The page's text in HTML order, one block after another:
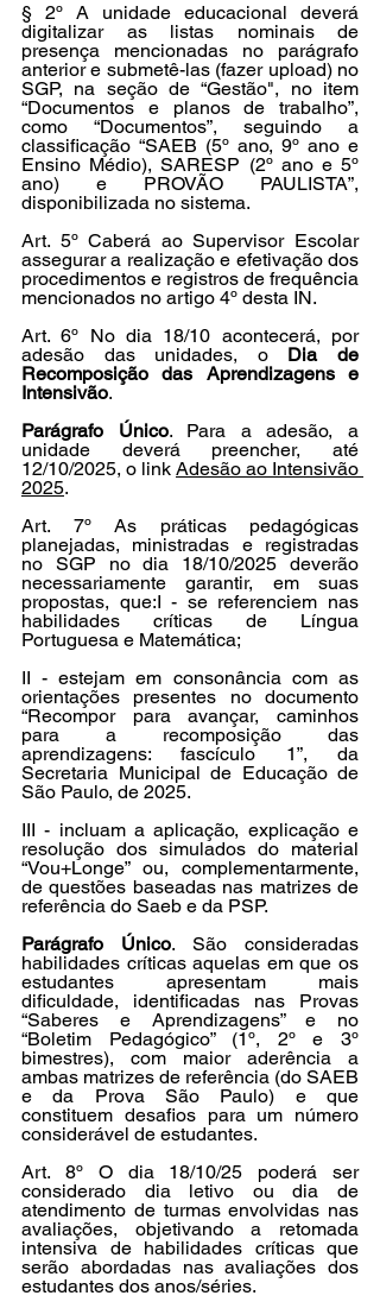
§ 2º A unidade educacional deverá
digitalizar as listas nominais de
presença mencionadas no parágrafo
anterior e submetê-las (fazer upload) no
SGP, na seção de “Gestão", no item
“Documentos e planos de trabalho”,
como “Documentos”, seguindo a
classificação “SAEB (5º ano, 9º ano e
Ensino Médio), SARESP (2º ano e 5º
ano) e PROVÃO PAULISTA”,
disponibilizada no sistema.
Art. 5º Caberá ao Supervisor Escolar
assegurar a realização e efetivação dos
procedimentos e registros de frequência
mencionados no artigo 4º desta IN.
Art. 6º No dia 18/10 acontecerá, por
adesão das unidades, o Dia de
Recomposição das Aprendizagens e
Intensivão.
Parágrafo Único. Para a adesão, a
unidade deverá preencher, até
12/10/2025, o link Adesão ao Intensivão
2025.
Art. 7º As práticas pedagógicas
planejadas, ministradas e registradas
no SGP no dia 18/10/2025 deverão
necessariamente garantir, em suas
propostas, que:I - se referenciem nas
habilidades críticas de Língua
Portuguesa e Matemática;
II - estejam em consonância com as
orientações presentes no documento
“Recompor para avançar, caminhos
para a recomposição das
aprendizagens: fascículo 1”, da
Secretaria Municipal de Educação de
São Paulo, de 2025.
III - incluam a aplicação, explicação e
resolução dos simulados do material
“Vou+Longe” ou, complementarmente,
de questões baseadas nas matrizes de
referência do Saeb e da PSP.
Parágrafo Único. São consideradas
habilidades críticas aquelas em que os
estudantes apresentam mais
dificuldade, identificadas nas Provas
“Saberes e Aprendizagens” e no
“Boletim Pedagógico” (1º, 2º e 3º
bimestres), com maior aderência a
ambas matrizes de referência (do SAEB
e da Prova São Paulo) e que
constituem desafios para um número
considerável de estudantes.
Art. 8º O dia 18/10/25 poderá ser
considerado dia letivo ou dia de
atendimento de turmas envolvidas nas
avaliações, objetivando a retomada
intensiva de habilidades críticas que
serão abordadas nas avaliações dos
estudantes dos anos/séries.